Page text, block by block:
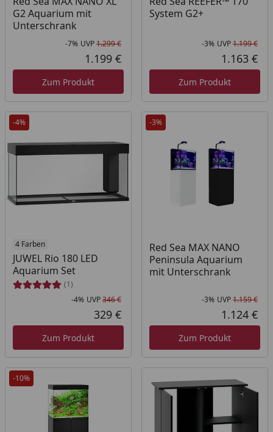
G2 Aquarium mit
Unterschrank
Rabatt in Prozent
-7%
Ursprünglicher Preis
UVP1.299 €
Aktueller Preis
1.199 €
Zum Produkt
System G2+
-3% UVP1.199 €
1.163 €
Zum Produkt
-4%
4 Farben
JUWEL Rio 180 LED
Aquarium Set
(1)
Rabatt in Prozent
-4%
Ursprünglicher Preis
UVP346 €
Aktueller Preis
329 €
Zum Produkt
-3%
Red Sea MAX NANO
Peninsula Aquarium
mit Unterschrank
-3% UVP1.159 €
1.124 €
Zum Produkt
-10%